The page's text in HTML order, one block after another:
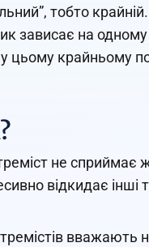
тобто
зависає на одному
крайньому
не сприймає
відкидає